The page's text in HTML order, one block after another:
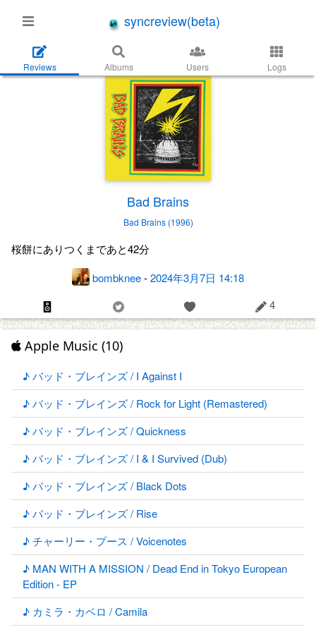
syncreview(beta)
Reviews Albums Users Logs
Bad Brains
Bad Brains (1996)
桜餅にありつくまであと42分
bombknee-2024年3月7日 14:18
4
Apple Music (10)
♪ バッド・ブレインズ / I Against I
♪ バッド・ブレインズ / Rock for Light (Remastered)
♪ バッド・ブレインズ / Quickness
♪ バッド・ブレインズ / I & I Survived (Dub)
♪ バッド・ブレインズ / Black Dots
♪ バッド・ブレインズ / Rise
♪ チャーリー・プース / Voicenotes
♪ MAN WITH A MISSION / Dead End in Tokyo European
Edition - EP
♪ カミラ・カベロ / Camila